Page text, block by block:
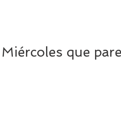
Miércoles que